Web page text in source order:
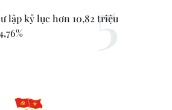
lập kỷ lục hơn 10,82 triệu